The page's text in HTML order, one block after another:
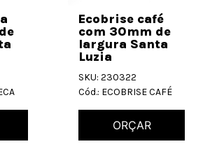
Ecobrise café
com 30mm de
largura Santa
Luzia
SKU: 230322
Cód.: ECOBRISE CAFÉ
ORÇAR